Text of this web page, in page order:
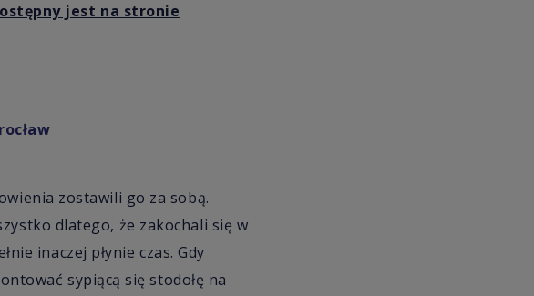
jest na stronie
zostawili go za sobą.
dlatego, że zakochali się w
inaczej płynie czas. Gdy
sypiącą się stodołę na